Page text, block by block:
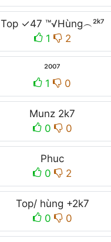
Top ✓47 ™√Hùng︵²ᵏ⁷
1
2
²⁰⁰⁷
1
0
Munz 2k7
0
0
Phuc
0
2
Top/ hùng +2k7
0
0